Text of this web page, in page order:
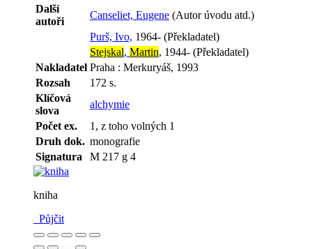
Další
autoři
Canseliet, Eugene (Autor úvodu atd.)
Purš, Ivo, 1964- (Překladatel)
Stejskal, Martin, 1944- (Překladatel)
Nakladatel Praha : Merkuryáš, 1993
Rozsah
172 s.
Klíčová
slova
alchymie
Počet ex.
1, z toho volných 1
Druh dok. monografie
Signatura
M 217 g 4
kniha
Půjčit